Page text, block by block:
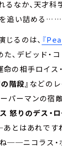
るなか、天才科
を追い詰める……
るのは、 『
、デビッド・
の相手ロイス
階段』 などの
パーマンの宿
怒りのデス・ロ
とはあれです
──ニコラス・